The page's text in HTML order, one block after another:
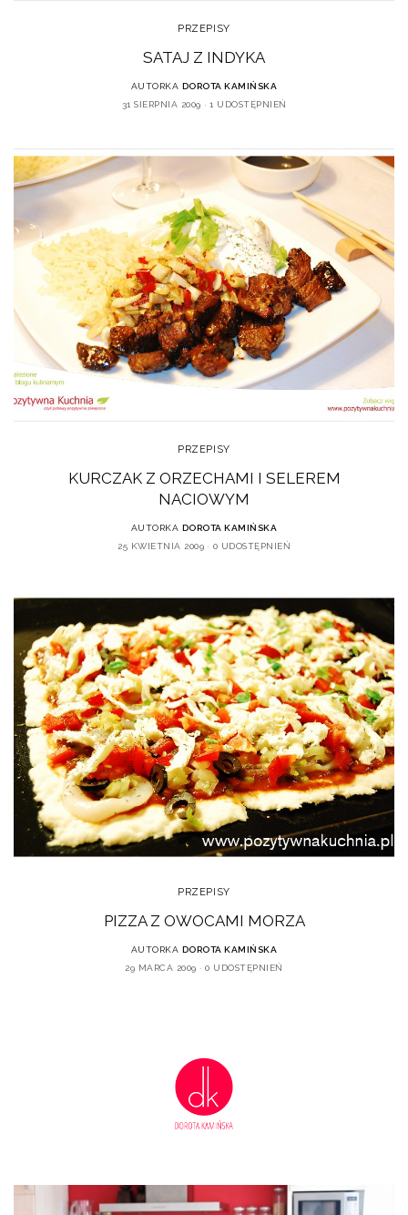
PRZEPISY
SATAJ Z INDYKA
AUTORKA DOROTA KAMIŃSKA
31 SIERPNIA 2009
1 UDOSTĘPNIEŃ
PRZEPISY
KURCZAK Z ORZECHAMI I SELEREM
NACIOWYM
AUTORKA DOROTA KAMIŃSKA
25 KWIETNIA 2009
0 UDOSTĘPNIEŃ
PRZEPISY
PIZZA Z OWOCAMI MORZA
AUTORKA DOROTA KAMIŃSKA
29 MARCA 2009
0 UDOSTĘPNIEŃ